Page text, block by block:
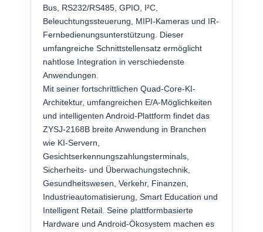
Bus, RS232/RS485, GPIO, I²C,
Beleuchtungssteuerung, MIPI-Kameras und IR-
Fernbedienungsunterstützung. Dieser
umfangreiche Schnittstellensatz ermöglicht
nahtlose Integration in verschiedenste
Anwendungen.
Mit seiner fortschrittlichen Quad-Core-KI-
Architektur, umfangreichen E/A-Möglichkeiten
und intelligenten Android-Plattform findet das
ZYSJ-2168B breite Anwendung in Branchen
wie KI-Servern,
Gesichtserkennungszahlungsterminals,
Sicherheits- und Überwachungstechnik,
Gesundheitswesen, Verkehr, Finanzen,
Industrieautomatisierung, Smart Education und
Intelligent Retail. Seine plattformbasierte
Hardware und Android-Ökosystem machen es